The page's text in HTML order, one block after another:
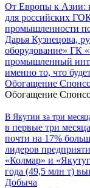
От Европы к Азии:
для российских
промышленности
Дарья Кузнецова,
оборудование» ГК
промышленный
именно то, что
Обогащение
Обогащение
В Якутии за три
в первые три
почти на 17%
лидеров
«Колмар» и
года (49,5 млн т)
Добыча